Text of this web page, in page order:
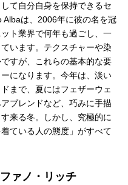
て自分自身を保持できるセ
Albaは、2006年に彼の名を冠
ト業界で何年も過ごし、一
います。テクスチャーや染
すが、これらの基本的な要
になります。今年は、淡い
まで、夏にはフェザーウェ
ブレンドなど、巧みに手描
来る冬。しかし、究極的に
ている人の態度」がすべて
ァノ・リッチ